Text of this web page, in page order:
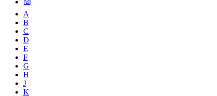
囵
A
B
C
D
E
F
G
H
J
K